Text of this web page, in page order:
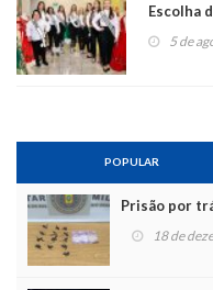
Escolha
5 de
POPULAR
Prisão por
18 de